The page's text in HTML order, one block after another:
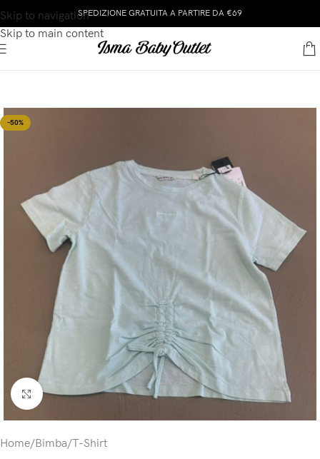
Skip to navigation
Skip to main content
SPEDIZIONE GRATUITA A PARTIRE DA €69
-50%
Click to enlarge
Home/Bimba/T-Shirt